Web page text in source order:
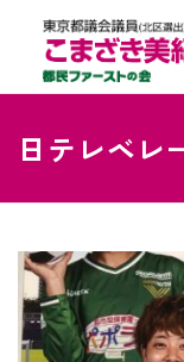
日テレベレ